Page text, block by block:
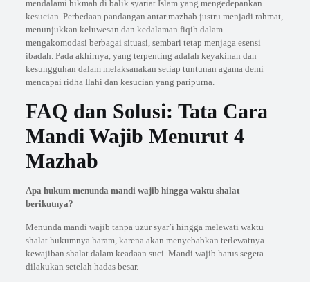
mendalami hikmah di balik syariat Islam yang mengedepankan
kesucian. Perbedaan pandangan antar mazhab justru menjadi rahmat,
menunjukkan keluwesan dan kedalaman fiqih dalam
mengakomodasi berbagai situasi, sembari tetap menjaga esensi
ibadah. Pada akhirnya, yang terpenting adalah keyakinan dan
kesungguhan dalam melaksanakan setiap tuntunan agama demi
mencapai ridha Ilahi dan kesucian yang paripurna.
FAQ dan Solusi: Tata Cara
Mandi Wajib Menurut 4
Mazhab
Apa hukum menunda mandi wajib hingga waktu shalat
berikutnya?
Menunda mandi wajib tanpa uzur syar’i hingga melewati waktu
shalat hukumnya haram, karena akan menyebabkan terlewatnya
kewajiban shalat dalam keadaan suci. Mandi wajib harus segera
dilakukan setelah hadas besar.